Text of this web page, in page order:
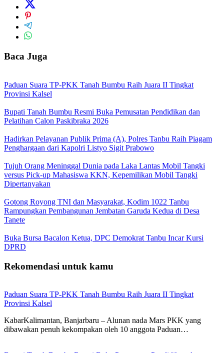
Baca Juga
Paduan Suara TP-PKK Tanah Bumbu Raih Juara II Tingkat
Provinsi Kalsel
Bupati Tanah Bumbu Resmi Buka Pemusatan Pendidikan dan
Pelatihan Calon Paskibraka 2026
Hadirkan Pelayanan Publik Prima (A), Polres Tanbu Raih Piagam
Penghargaan dari Kapolri Listyo Sigit Prabowo
Tujuh Orang Meninggal Dunia pada Laka Lantas Mobil Tangki
versus Pick-up Mahasiswa KKN, Kepemilikan Mobil Tangki
Dipertanyakan
Gotong Royong TNI dan Masyarakat, Kodim 1022 Tanbu
Rampungkan Pembangunan Jembatan Garuda Kedua di Desa
Tanete
Buka Bursa Bacalon Ketua, DPC Demokrat Tanbu Incar Kursi
DPRD
Rekomendasi untuk kamu
Paduan Suara TP-PKK Tanah Bumbu Raih Juara II Tingkat
Provinsi Kalsel
KabarKalimantan, Banjarbaru – Alunan nada Mars PKK yang
dibawakan penuh kekompakan oleh 10 anggota Paduan…